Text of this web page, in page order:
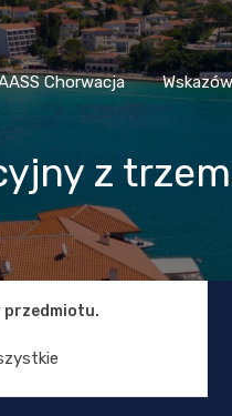
O MAASS Chorwacja
Chorwacja
z
przedmiotu.